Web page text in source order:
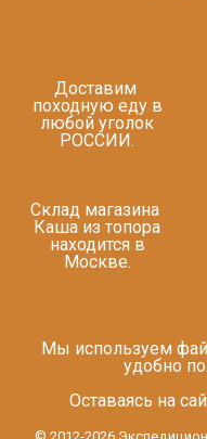
Доставим
походную еду в
любой уголок
РОССИИ.
Склад магазина
Каша из топора
находится в
Москве.
Мы используем
удобно
Оставаясь на